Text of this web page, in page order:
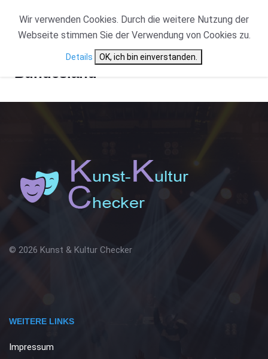
Bundesland
© 2026 Kunst & Kultur Checker
WEITERE LINKS
Impressum
Wir verwenden Cookies. Durch die weitere Nutzung der
Webseite stimmen Sie der Verwendung von Cookies zu.
Details OK, ich bin einverstanden.